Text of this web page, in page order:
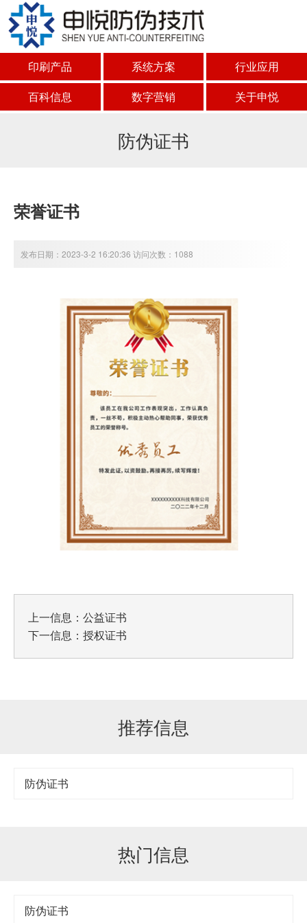
印刷产品 系统方案
行业应用
百科信息
数字营销 关于申悦
防伪证书
荣誉证书
发布日期：2023-3-2 16:20:36 访问次数：1088
上一信息： 公益证书
下一信息： 授权证书
推荐信息
防伪证书
热门信息
防伪证书